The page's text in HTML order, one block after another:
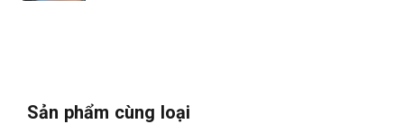
Sản phẩm cùng loại